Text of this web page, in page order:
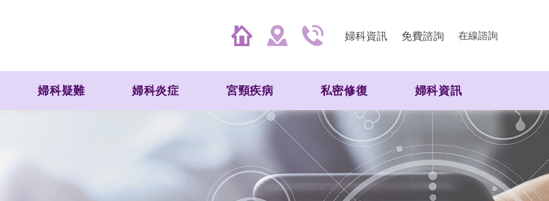
婦科資訊 免費諮詢 在線諮詢
婦科疑難 婦科炎症 宮頸疾病 私密修復 婦科資訊